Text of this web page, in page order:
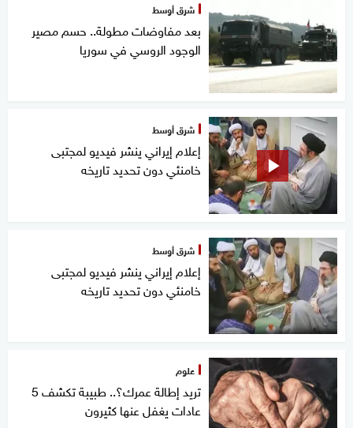
شرق أوسط
بعد مفاوضات مطولة.. حسم مصير
الوجود الروسي في سوريا
شرق أوسط
إعلام إيراني ينشر فيديو لمجتبى
خامنئي دون تحديد تاريخه
شرق أوسط
إعلام إيراني ينشر فيديو لمجتبى
خامنئي دون تحديد تاريخه
علوم
تريد إطالة عمرك؟.. طبيبة تكشف 5
عادات يغفل عنها كثيرون